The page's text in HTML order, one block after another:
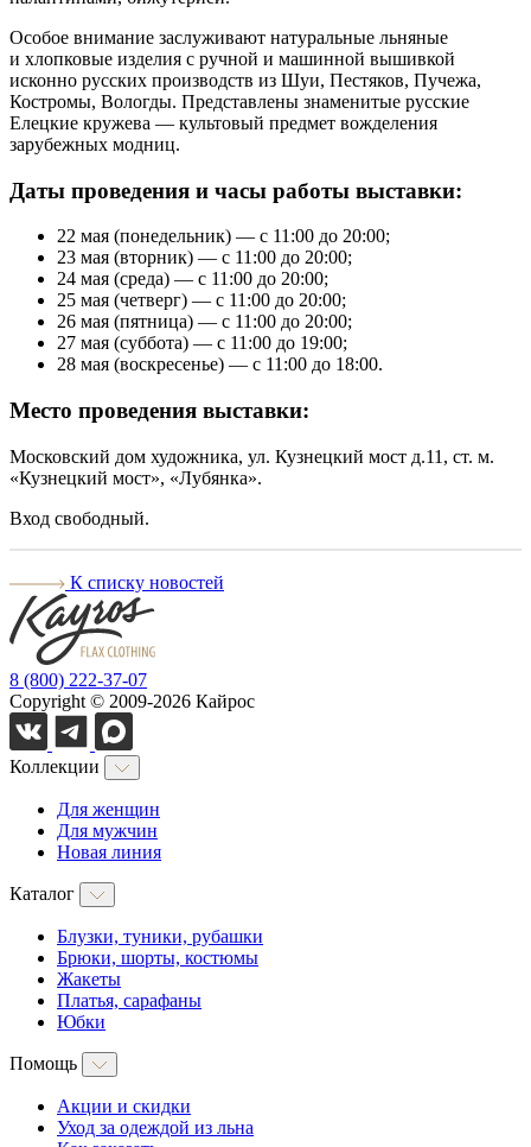
Особое внимание заслуживают натуральные льняные
и хлопковые изделия с ручной и машинной вышивкой
исконно русских производств из Шуи, Пестяков, Пучежа,
Костромы, Вологды. Представлены знаменитые русские
Елецкие кружева — культовый предмет вожделения
зарубежных модниц.
Даты проведения и часы работы выставки:
22 мая (понедельник) — с 11:00 до 20:00;
23 мая (вторник) — с 11:00 до 20:00;
24 мая (среда) — с 11:00 до 20:00;
25 мая (четверг) — с 11:00 до 20:00;
26 мая (пятница) — с 11:00 до 20:00;
27 мая (суббота) — с 11:00 до 19:00;
28 мая (воскресенье) — с 11:00 до 18:00.
Место проведения выставки:
Московский дом художника, ул. Кузнецкий мост д.11, ст. м.
«Кузнецкий мост», «Лубянка».
Вход свободный.
К списку новостей
8 (800) 222-37-07
Copyright © 2009-2026 Кайрос
Коллекции
Для женщин
Для мужчин
Новая линия
Каталог
Блузки, туники, рубашки
Брюки, шорты, костюмы
Жакеты
Платья, сарафаны
Юбки
Помощь
Акции и скидки
Уход за одеждой из льна